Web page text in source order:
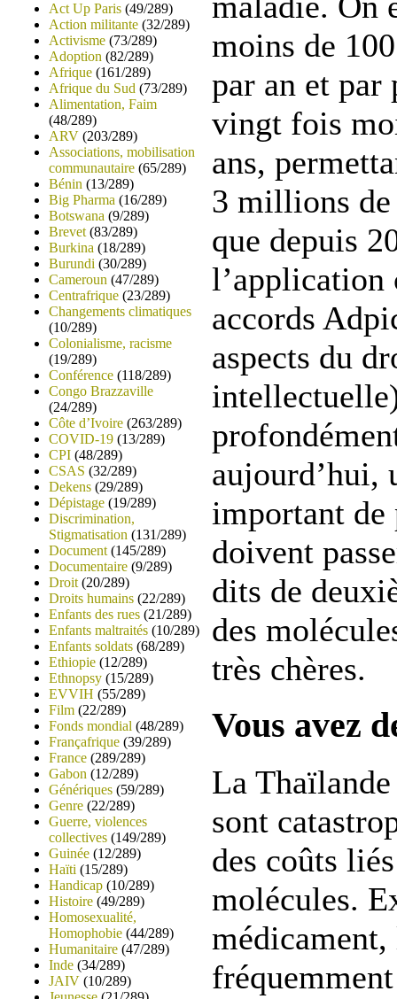
Act Up Paris (49/289)
Action militante (32/289)
Activisme (73/289)
Adoption (82/289)
Afrique (161/289)
Afrique du Sud (73/289)
Alimentation, Faim
(48/289)
ARV (203/289)
Associations, mobilisation
communautaire (65/289)
Bénin (13/289)
Big Pharma (16/289)
Botswana (9/289)
Brevet (83/289)
Burkina (18/289)
Burundi (30/289)
Cameroun (47/289)
Centrafrique (23/289)
Changements climatiques
(10/289)
Colonialisme, racisme
(19/289)
Conférence (118/289)
Congo Brazzaville
(24/289)
Côte d’Ivoire (263/289)
COVID-19 (13/289)
CPI (48/289)
CSAS (32/289)
Dekens (29/289)
Dépistage (19/289)
Discrimination,
Stigmatisation (131/289)
Document (145/289)
Documentaire (9/289)
Droit (20/289)
Droits humains (22/289)
Enfants des rues (21/289)
Enfants maltraités (10/289)
Enfants soldats (68/289)
Ethiopie (12/289)
Ethnopsy (15/289)
EVVIH (55/289)
Film (22/289)
Fonds mondial (48/289)
Françafrique (39/289)
France (289/289)
Gabon (12/289)
Génériques (59/289)
Genre (22/289)
Guerre, violences
collectives (149/289)
Guinée (12/289)
Haïti (15/289)
Handicap (10/289)
Histoire (49/289)
Homosexualité,
Homophobie (44/289)
Humanitaire (47/289)
Inde (34/289)
JAIV (10/289)
moins de
par an et par
vingt fois
ans,
3 millions de
que depuis
l’application
accords
aspects du
aujourd’hui,
important de
doivent
dits de
des
très chères.
Vous avez
La
sont
des coûts
molécules.